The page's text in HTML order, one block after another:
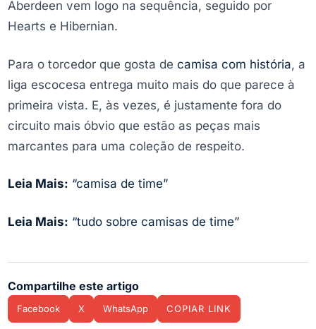
Aberdeen vem logo na sequência, seguido por
Hearts e Hibernian.
Para o torcedor que gosta de camisa com história, a
liga escocesa entrega muito mais do que parece à
primeira vista. E, às vezes, é justamente fora do
circuito mais óbvio que estão as peças mais
marcantes para uma coleção de respeito.
Leia Mais: “camisa de time”
Leia Mais: “tudo sobre camisas de time”
Compartilhe este artigo
Facebook X WhatsApp COPIAR LINK